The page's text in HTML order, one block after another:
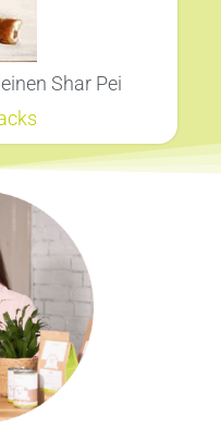
Shar Pei